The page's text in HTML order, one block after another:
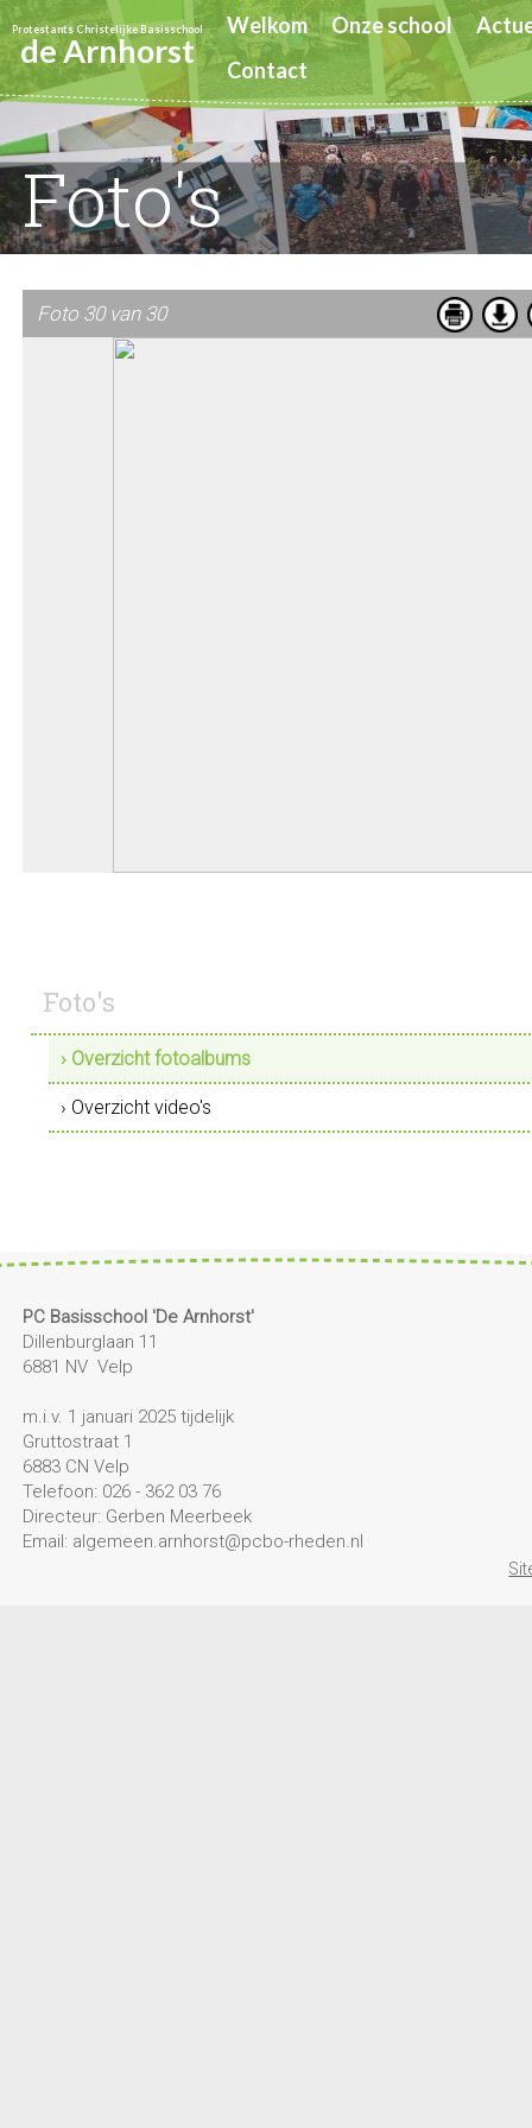
Foto's
Protestants Christelijke Basisschool
de Arnhorst
Welkom Onze school
Contact
Foto 30 van 30
Foto's
› Overzicht fotoalbums
› Overzicht video's
PC Basisschool 'De Arnhorst'
Dillenburglaan 11
6881 NV Velp
m.i.v. 1 januari 2025 tijdelijk
Gruttostraat 1
6883 CN Velp
Telefoon: 026 - 362 03 76
Directeur: Gerben Meerbeek
Email: algemeen.arnhorst@pcbo-rheden.nl